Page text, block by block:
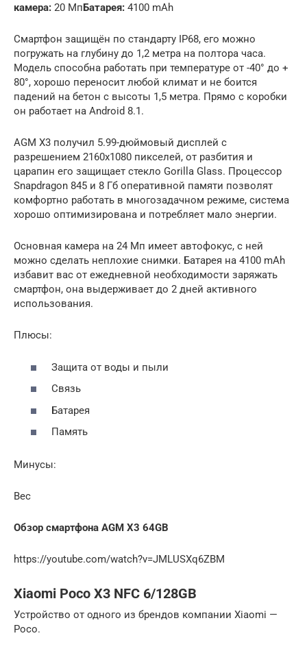
камера: 20 МпБатарея: 4100 mAh
Смартфон защищён по стандарту IP68, его можно
погружать на глубину до 1,2 метра на полтора часа.
Модель способна работать при температуре от -40° до +
80°, хорошо переносит любой климат и не боится
падений на бетон с высоты 1,5 метра. Прямо с коробки
он работает на Android 8.1.
AGM X3 получил 5.99-дюймовый дисплей с
разрешением 2160х1080 пикселей, от разбития и
царапин его защищает стекло Gorilla Glass. Процессор
Snapdragon 845 и 8 Гб оперативной памяти позволят
комфортно работать в многозадачном режиме, система
хорошо оптимизирована и потребляет мало энергии.
Основная камера на 24 Мп имеет автофокус, с ней
можно сделать неплохие снимки. Батарея на 4100 mAh
избавит вас от ежедневной необходимости заряжать
смартфон, она выдерживает до 2 дней активного
использования.
Плюсы:
Защита от воды и пыли
Связь
Батарея
Память
Минусы:
Вес
Обзор смартфона AGM X3 64GB
https://youtube.com/watch?v=JMLUSXq6ZBM
Xiaomi Poco X3 NFC 6/128GB
Устройство от одного из брендов компании Xiaomi —
Poco.